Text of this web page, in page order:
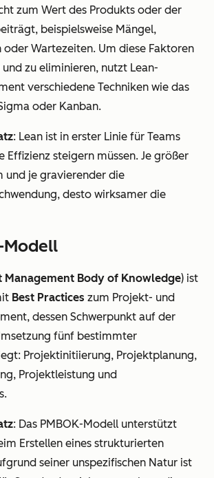
zum Wert des Produkts oder der
beispielsweise Mängel,
Wartezeiten. Um diese Faktoren
zu eliminieren, nutzt Lean-
verschiedene Techniken wie das
oder Kanban.
: Lean ist in erster Linie für Teams
Effizienz steigern müssen. Je größer
und je gravierender die
desto wirksamer die
Modell
Management Body of Knowledge) ist
Best Practices zum Projekt- und
dessen Schwerpunkt auf der
fünf bestimmter
Projektinitiierung, Projektplanung,
Projektleistung und
: Das PMBOK-Modell unterstützt
Erstellen eines strukturierten
seiner unspezifischen Natur ist